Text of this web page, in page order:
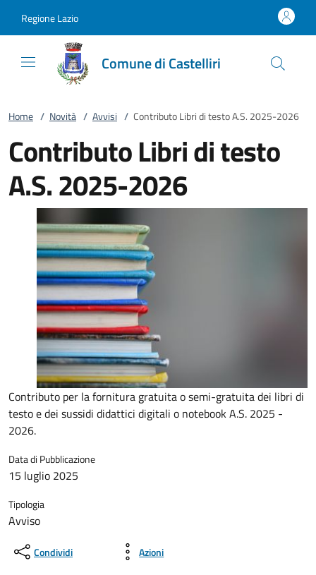
Regione Lazio
Comune di Castelliri
Home / Novità / Avvisi / Contributo Libri di testo A.S. 2025-2026
Contributo Libri di testo
A.S. 2025-2026
Contributo per la fornitura gratuita o semi-gratuita dei libri di
testo e dei sussidi didattici digitali o notebook A.S. 2025 -
2026.
Data di Pubblicazione
15 luglio 2025
Tipologia
Avviso
Condividi Azioni